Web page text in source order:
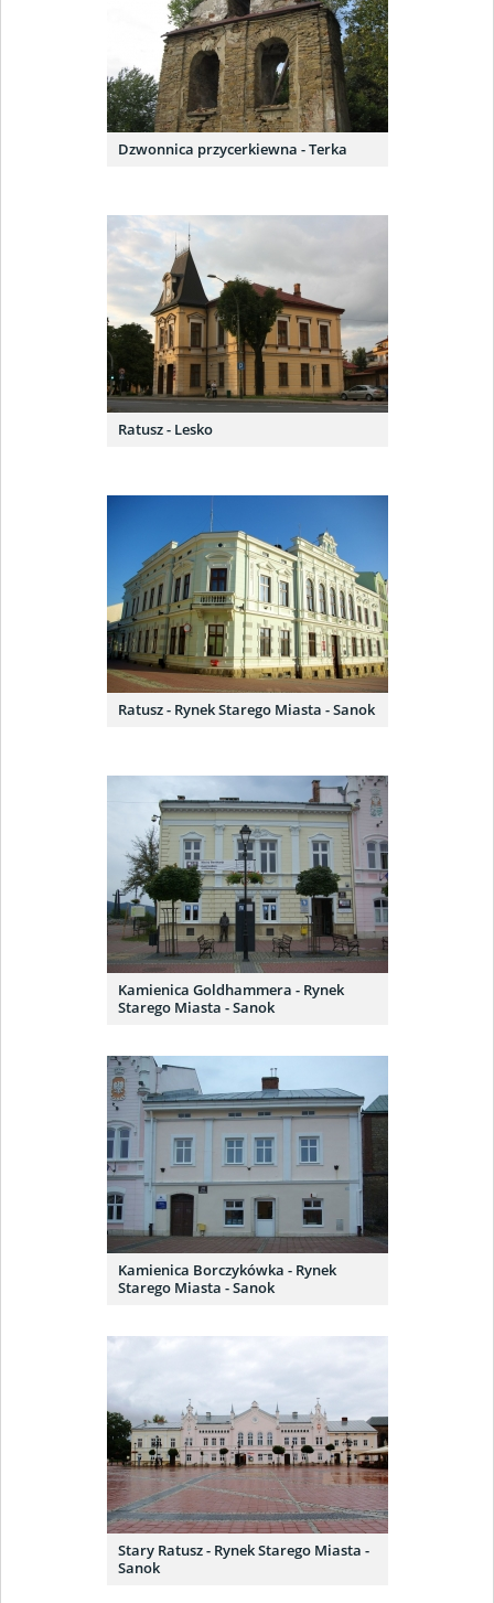
Dzwonnica przycerkiewna - Terka
Ratusz - Lesko
Ratusz - Rynek Starego Miasta - Sanok
Kamienica Goldhammera - Rynek
Starego Miasta - Sanok
Kamienica Borczykówka - Rynek
Starego Miasta - Sanok
Stary Ratusz - Rynek Starego Miasta -
Sanok